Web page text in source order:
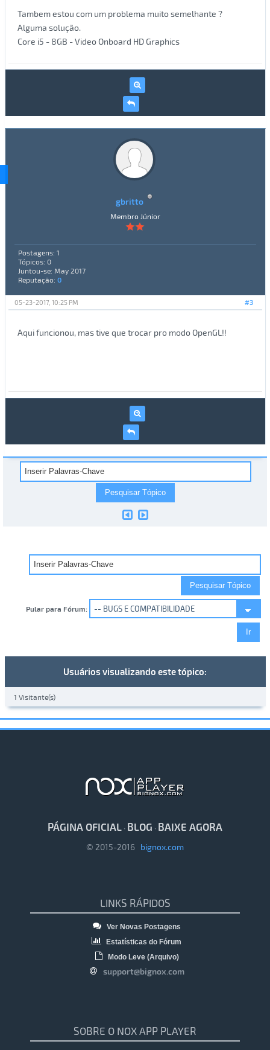
Tambem estou com um problema muito semelhante ?
Alguma solução.
Core i5 - 8GB - Video Onboard HD Graphics
gbritto
Membro Júnior
Postagens: 1
Tópicos: 0
Juntou-se: May 2017
Reputação: 0
#3
05-23-2017, 10:25 PM
Aqui funcionou, mas tive que trocar pro modo OpenGL!!
Pular para Fórum:
Usuários visualizando este tópico:
1 Visitante(s)
PÁGINA OFICIAL · BLOG · BAIXE AGORA
© 2015-2016 bignox.com
LINKS RÁPIDOS
Ver Novas Postagens
Estatísticas do Fórum
Modo Leve (Arquivo)
support@bignox.com
SOBRE O NOX APP PLAYER